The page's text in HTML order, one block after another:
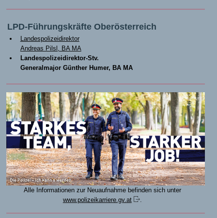
LPD-Führungskräfte Oberösterreich
Landespolizeidirektor
Andreas Pilsl, BA MA
Landespolizeidirektor-Stv.
Generalmajor Günther Humer, BA MA
Alle Informationen zur Neuaufnahme befinden sich unter
www.polizeikarriere.gv.at
.